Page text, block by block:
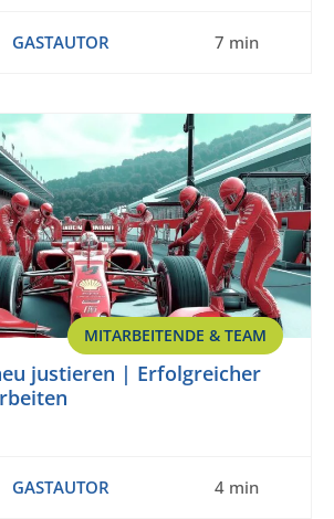
GASTAUTOR 7 min
MITARBEITENDE & TEAM
justieren | Erfolgreicher
GASTAUTOR 4 min